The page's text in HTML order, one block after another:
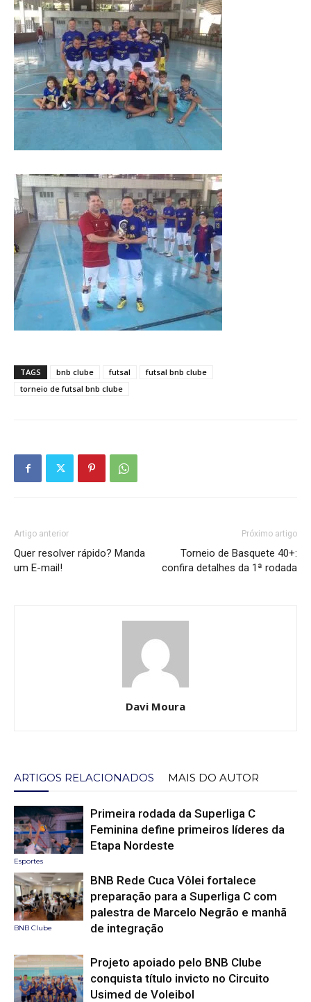
TAGS bnb clube futsal
futsal bnb clube
torneio de futsal bnb clube
Artigo anterior
Quer resolver rápido? Manda
um E-mail!
Próximo artigo
Torneio de Basquete 40+:
confira detalhes da 1ª rodada
Davi Moura
ARTIGOS RELACIONADOS MAIS DO AUTOR
Esportes
Primeira rodada da Superliga C
Feminina define primeiros líderes da
Etapa Nordeste
BNB Clube
BNB Rede Cuca Vôlei fortalece
preparação para a Superliga C com
palestra de Marcelo Negrão e manhã
de integração
Projeto apoiado pelo BNB Clube
conquista título invicto no Circuito
Usimed de Voleibol